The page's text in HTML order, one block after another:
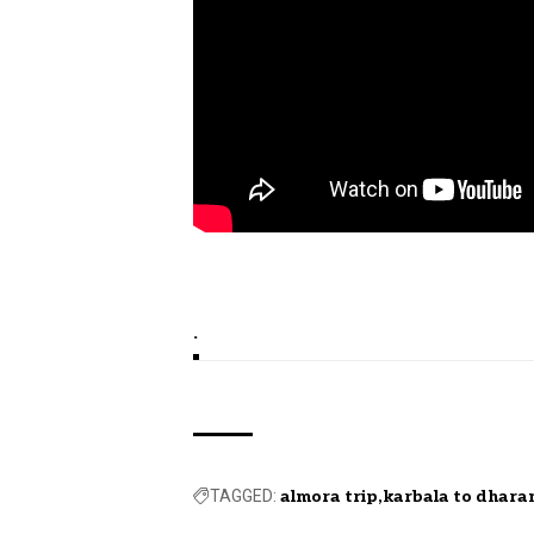
.
TAGGED: almora trip karbala to